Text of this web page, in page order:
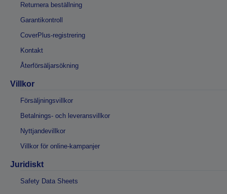
Returnera beställning
Garantikontroll
CoverPlus-registrering
Kontakt
Återförsäljarsökning
Villkor
Försäljningsvillkor
Betalnings- och leveransvillkor
Nyttjandevillkor
Villkor för online-kampanjer
Juridiskt
Safety Data Sheets